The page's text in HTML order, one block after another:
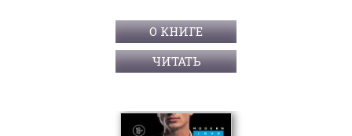
О КНИГЕ
ЧИТАТЬ